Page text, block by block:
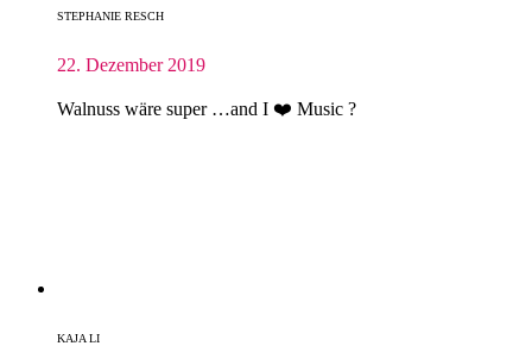
STEPHANIE RESCH
22. Dezember 2019
Walnuss wäre super …and I ❤️ Music ?
KAJA LI